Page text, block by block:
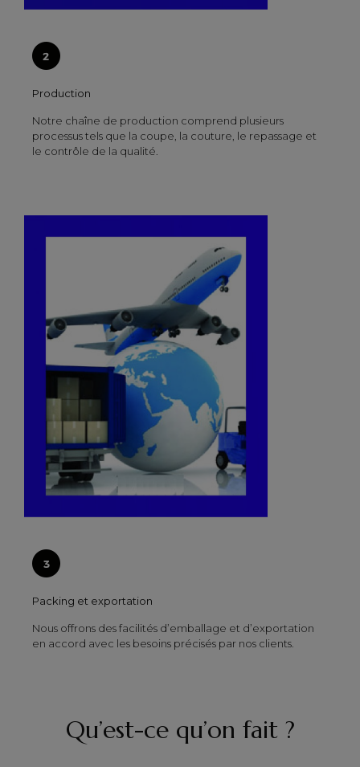
Production
Notre chaîne de production comprend plusieurs
processus tels que la coupe, la couture, le repassage et
le contrôle de la qualité.
Packing et exportation
Nous offrons des facilités d’emballage et d’exportation
en accord avec les besoins précisés par nos clients.
Qu’est-ce qu’on fait ?